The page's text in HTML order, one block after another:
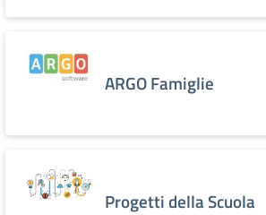
ARGO Famiglie
Progetti della Scuola